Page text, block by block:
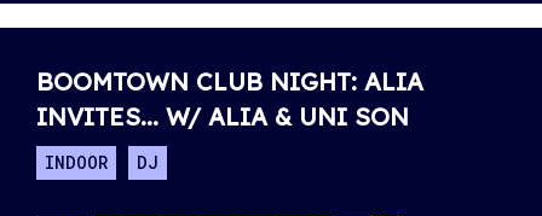
BOOMTOWN CLUB NIGHT: ALIA
INVITES... W/ ALIA & UNI SON
INDOOR DJ